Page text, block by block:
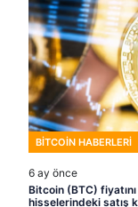
BITCOIN HABERLERI
6 ay önce
Bitcoin (BTC)
hisselerindeki satış